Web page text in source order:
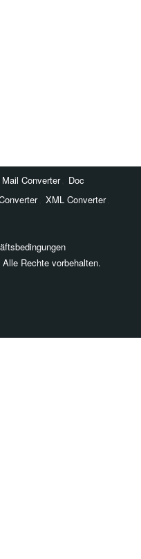
Mail Converter
Doc
XML Converter
Rechte vorbehalten.